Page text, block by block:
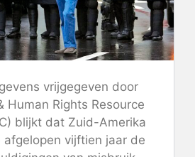
vrijgegeven door
Human Rights Resource
blijkt dat Zuid-Amerika
vijftien jaar de